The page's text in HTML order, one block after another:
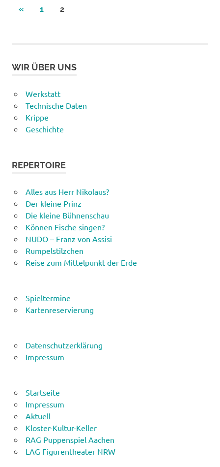
Seitennummerierung
«VORHERIGE
1 2
WIR ÜBER UNS
Werkstatt
Technische Daten
Krippe
Geschichte
REPERTOIRE
Alles aus Herr Nikolaus?
Der kleine Prinz
Die kleine Bühnenschau
Können Fische singen?
NUDO – Franz von Assisi
Rumpelstilzchen
Reise zum Mittelpunkt der Erde
Spieltermine
Kartenreservierung
Datenschutzerklärung
Impressum
Startseite
Impressum
Aktuell
Kloster-Kultur-Keller
RAG Puppenspiel Aachen
LAG Figurentheater NRW